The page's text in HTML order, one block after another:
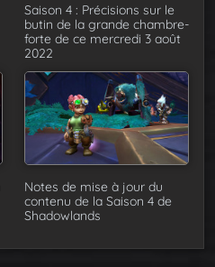
Saison 4 : Précisions sur le
butin de la grande chambre-
forte de ce mercredi 3 août
2022
Notes de mise à jour du
contenu de la Saison 4 de
Shadowlands